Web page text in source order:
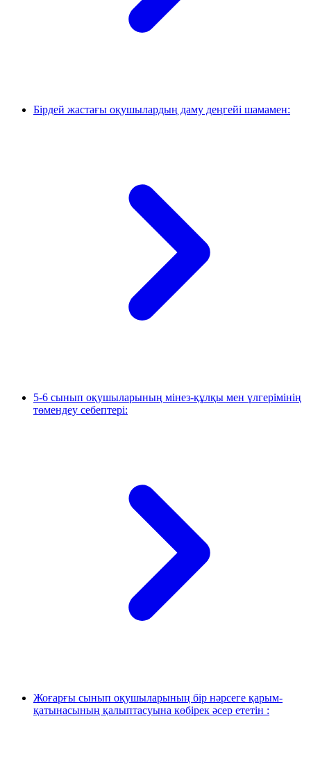
Бірдей жастағы оқушылардың даму деңгейі шамамен:
5-6 сынып оқушыларының мінез-құлқы мен үлгерімінің
төмендеу себептері:
Жоғарғы сынып оқушыларының бір нәрсеге қарым-
қатынасының қалыптасуына көбірек әсер ететін :